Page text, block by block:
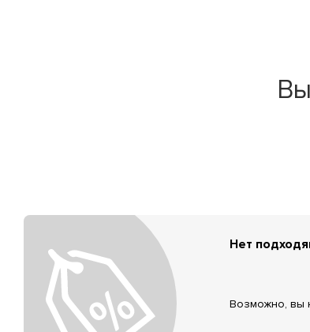
Нет
Возможно, вы